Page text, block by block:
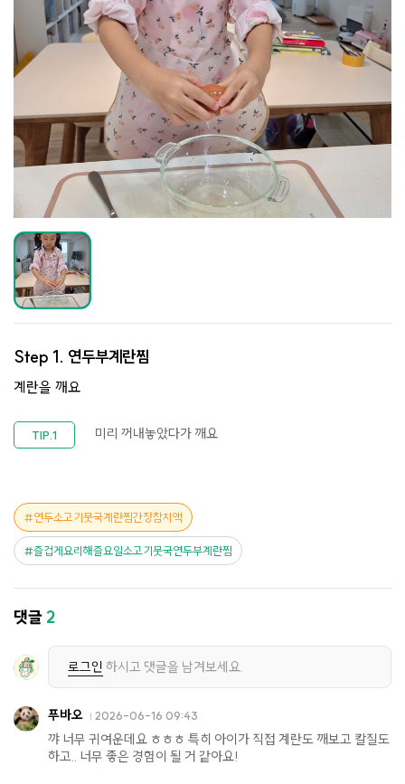
Step 1. 연두부계란찜
계란을 깨요
미리 꺼내놓았다가 깨요
연두소고기뭇국계란찜간장참치액
즐겁게요리해즐요일소고기뭇국연두부계란찜
댓글2
로그인 하시고 댓글을 남겨보세요.
푸바오 2026-06-16 09:43
꺄 너무 귀여운데요 ㅎㅎㅎ 특히 아이가 직접 계란도 깨보고 칼질도
하고.. 너무 좋은 경험이 될 거 같아요!